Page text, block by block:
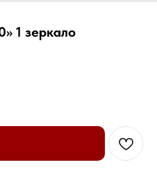
1 зеркало